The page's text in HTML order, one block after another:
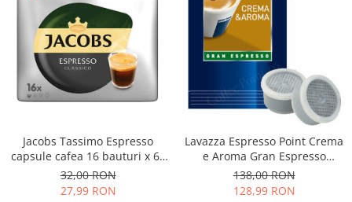
Jacobs Tassimo Espresso
capsule cafea 16 bauturi x 60
ml, 16buc 118.4g
32,00 RON
27,99 RON
Lavazza Espresso Point Crema
e Aroma Gran Espresso
Capsule 100 buc
138,00 RON
128,99 RON